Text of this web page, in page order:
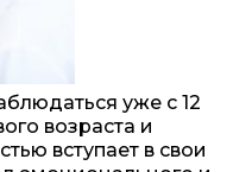
уже с 12
возраста и
вступает в свои